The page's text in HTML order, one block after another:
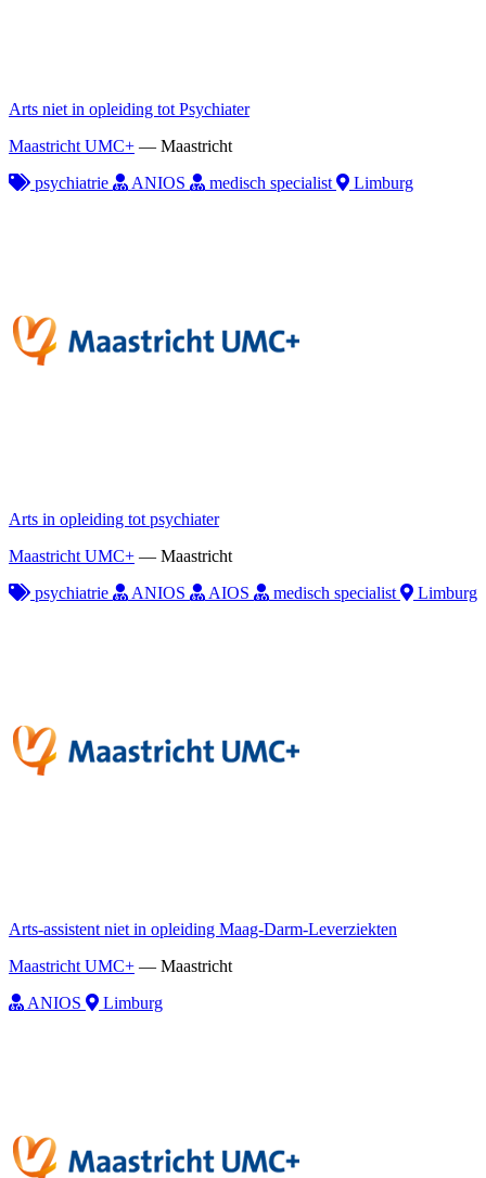
Arts niet in opleiding tot Psychiater
Maastricht UMC+ — Maastricht
psychiatrie
ANIOS medisch specialist Limburg
Arts in opleiding tot psychiater
Maastricht UMC+ — Maastricht
psychiatrie
ANIOS AIOS medisch specialist Limburg
Arts-assistent niet in opleiding Maag-Darm-Leverziekten
Maastricht UMC+ — Maastricht
ANIOS
Limburg